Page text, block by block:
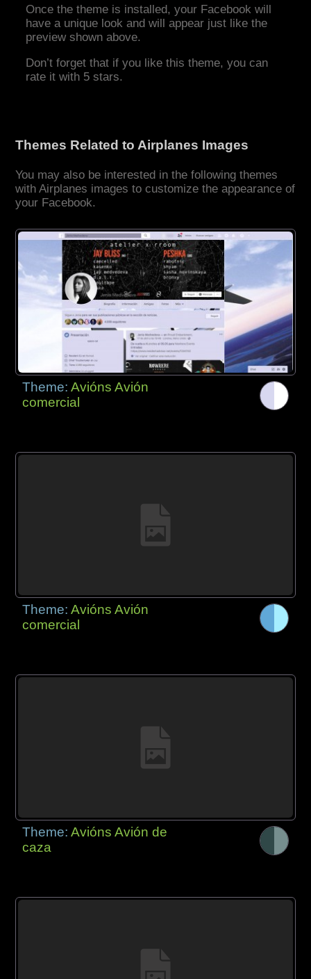
Once the theme is installed, your Facebook will
have a unique look and will appear just like the
preview shown above.
Don’t forget that if you like this theme, you can
rate it with 5 stars.
Themes Related to Airplanes Images
You may also be interested in the following themes
with Airplanes images to customize the appearance of
your Facebook.
Theme:Avións Avión
comercial
Theme:Avións Avión
comercial
Theme:Avións Avión de
caza